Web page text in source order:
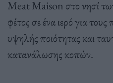
Meat Maison στο νησί
φέτος σε ένα ιερό για
υψηλής ποιότητας και
κατανάλωσης κοπών.